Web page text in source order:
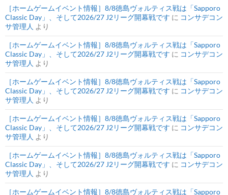
［ホームゲームイベント情報］8/8徳島ヴォルティス戦は「Sapporo
Classic Day」、そして2026/27 J2リーグ開幕戦です に コンサデコン
サ管理人 より
［ホームゲームイベント情報］8/8徳島ヴォルティス戦は「Sapporo
Classic Day」、そして2026/27 J2リーグ開幕戦です に コンサデコン
サ管理人 より
［ホームゲームイベント情報］8/8徳島ヴォルティス戦は「Sapporo
Classic Day」、そして2026/27 J2リーグ開幕戦です に コンサデコン
サ管理人 より
［ホームゲームイベント情報］8/8徳島ヴォルティス戦は「Sapporo
Classic Day」、そして2026/27 J2リーグ開幕戦です に コンサデコン
サ管理人 より
［ホームゲームイベント情報］8/8徳島ヴォルティス戦は「Sapporo
Classic Day」、そして2026/27 J2リーグ開幕戦です に コンサデコン
サ管理人 より
［ホームゲームイベント情報］8/8徳島ヴォルティス戦は「Sapporo